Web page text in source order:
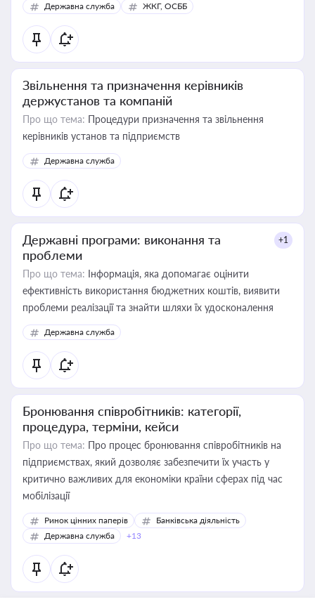
Державна служба ЖКГ, ОСББ
Звільнення та призначення керівників
держустанов та компаній
Про що тема: Процедури призначення та звільнення
керівників установ та підприємств
Державна служба
Державні програми: виконання та
проблеми
+1
Про що тема: Інформація, яка допомагає оцінити
ефективність використання бюджетних коштів, виявити
проблеми реалізації та знайти шляхи їх удосконалення
Державна служба
Бронювання співробітників: категорії,
процедура, терміни, кейси
Про що тема: Про процес бронювання співробітників на
підприємствах, який дозволяє забезпечити їх участь у
критично важливих для економіки країни сферах під час
мобілізації
Ринок цінних паперів
Банківська діяльність
Державна служба
+13